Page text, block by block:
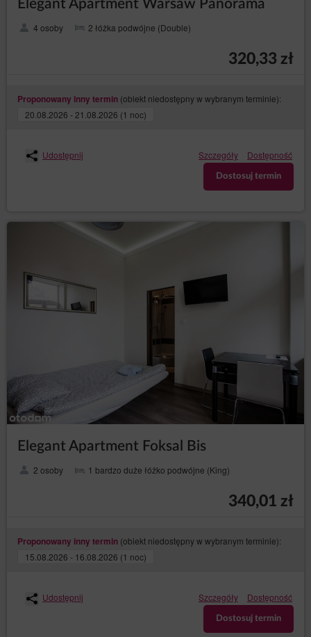
Elegant Apartment Warsaw Panorama
4 osoby 2 łóżka podwójne (Double)
320,33 zł
Proponowany inny termin (obiekt niedostępny w wybranym terminie):
20.08.2026 - 21.08.2026 (1 noc)
Udostępnij Szczegóły Dostępność
Dostosuj termin
Elegant Apartment Foksal Bis
2 osoby 1 bardzo duże łóżko podwójne (King)
340,01 zł
Proponowany inny termin (obiekt niedostępny w wybranym terminie):
15.08.2026 - 16.08.2026 (1 noc)
Udostępnij Szczegóły Dostępność
Dostosuj termin